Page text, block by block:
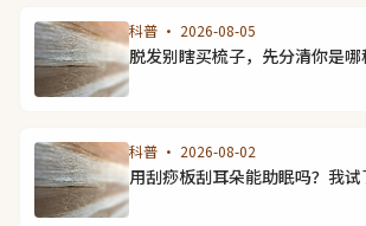
科普 · 2026-08-05
脱发别瞎买梳子，先分清你是哪
科普 · 2026-08-02
用刮痧板刮耳朵能助眠吗？我